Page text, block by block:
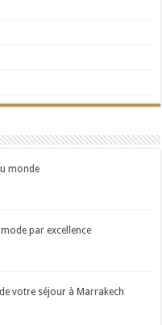
monde
par excellence
votre séjour à Marrakech